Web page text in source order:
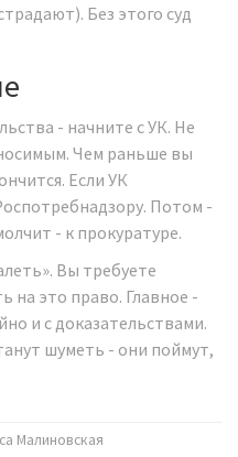
Без этого суд
- начните с УК. Не
Чем раньше вы
Если УК
Потом -
- к прокуратуре.
Вы требуете
на это право. Главное -
и с доказательствами.
шуметь - они поймут,
Малиновская